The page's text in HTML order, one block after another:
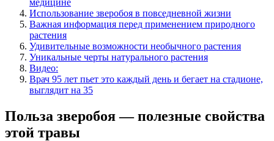
Использование зверобоя в повседневной жизни
Важная информация перед применением природного
растения
Удивительные возможности необычного растения
Уникальные черты натурального растения
Видео:
Врач 95 лет пьет это каждый день и бегает на стадионе,
выглядит на 35
Польза зверобоя — полезные свойства
этой травы